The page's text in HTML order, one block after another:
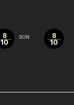
8
10
SON 8
10